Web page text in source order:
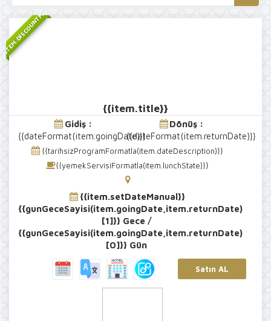
{{ITEM.DISCOUNTMESSAGE}}
{{item.title}}
Gidiş :
{{dateFormat(item.goingDate)}}
Dönüş :
{{dateFormat(item.returnDate)}}
{{tarihsizProgramFormatla(item.dateDescription)}}
{{yemekServisiFormatla(item.lunchState)}}
{{item.setDateManual}}
{{gunGeceSayisi(item.goingDate,item.returnDate)
[1]}} Gece /
{{gunGeceSayisi(item.goingDate,item.returnDate)
[0]}} Gün
Satın AL